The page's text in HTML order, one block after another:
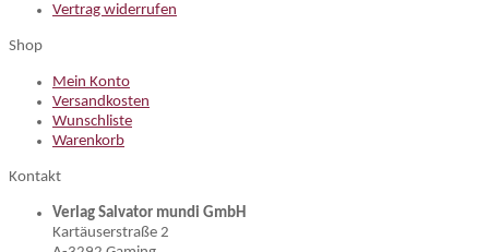
Vertrag widerrufen
Shop
Mein Konto
Versandkosten
Wunschliste
Warenkorb
Kontakt
Verlag Salvator mundi GmbH
Kartäuserstraße 2